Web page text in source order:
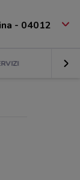
- 04012